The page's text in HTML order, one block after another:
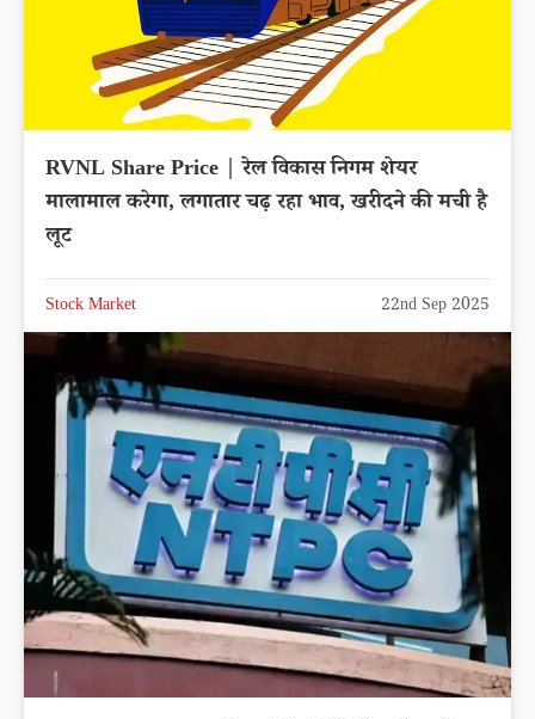
RVNL Share Price | रेल विकास निगम शेयर
मालामाल करेगा, लगातार चढ़ रहा भाव, खरीदने की मची है
लूट
Stock Market 22nd Sep 2025